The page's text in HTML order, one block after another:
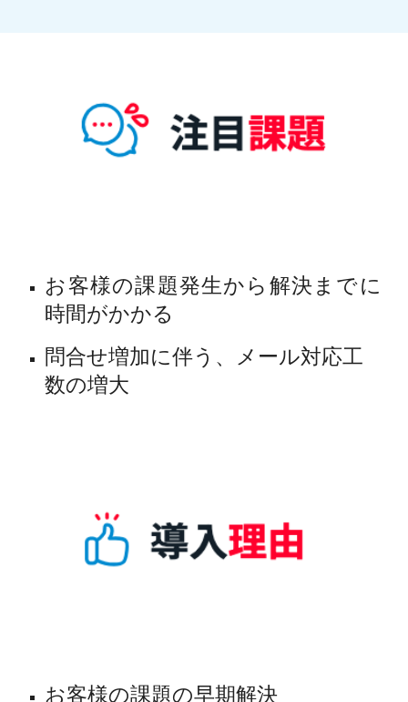
お客様の課題発生から解決までに
時間がかかる
問合せ増加に伴う、メール対応工
数の増大
お客様の課題の早期解決